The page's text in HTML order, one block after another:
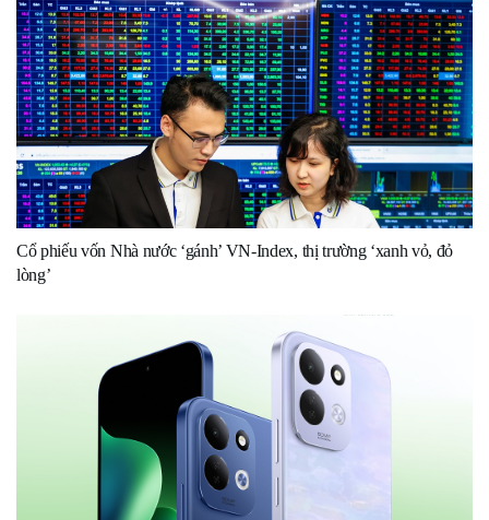
Cổ phiếu vốn Nhà nước ‘gánh’ VN-Index, thị trường ‘xanh vỏ, đỏ
lòng’